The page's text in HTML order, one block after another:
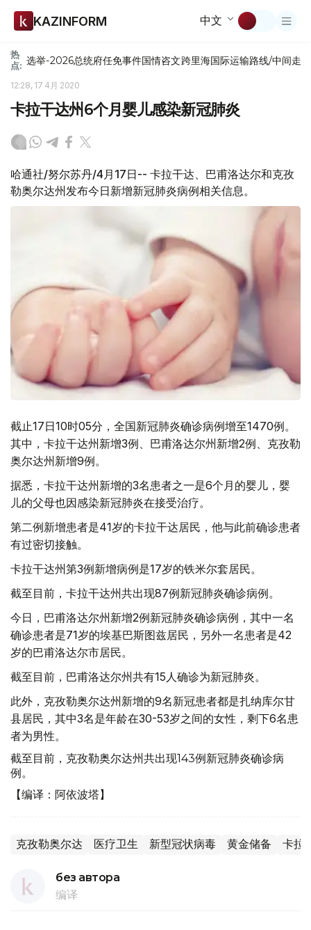
KAZINFORM 中文
热
点: 选举-2026总统府任免事件国情咨文跨里海国际运输路线/中间走廊
12:28, 17 4月 2020
卡拉干达州6个月婴儿感染新冠肺炎
哈通社/努尔苏丹/4月17日-- 卡拉干达、巴甫洛达尔和克孜
勒奥尔达州发布今日新增新冠肺炎病例相关信息。
截止17日10时05分，全国新冠肺炎确诊病例增至1470例。
其中，卡拉干达州新增3例、巴甫洛达尔州新增2例、克孜勒
奥尔达州新增9例。
据悉，卡拉干达州新增的3名患者之一是6个月的婴儿，婴
儿的父母也因感染新冠肺炎在接受治疗。
第二例新增患者是41岁的卡拉干达居民，他与此前确诊患者
有过密切接触。
卡拉干达州第3例新增病例是17岁的铁米尔套居民。
截至目前，卡拉干达州共出现87例新冠肺炎确诊病例。
今日，巴甫洛达尔州新增2例新冠肺炎确诊病例，其中一名
确诊患者是71岁的埃基巴斯图兹居民，另外一名患者是42
岁的巴甫洛达尔市居民。
截至目前，巴甫洛达尔州共有15人确诊为新冠肺炎。
此外，克孜勒奥尔达州新增的9名新冠患者都是扎纳库尔甘
县居民，其中3名是年龄在30-53岁之间的女性，剩下6名患
者为男性。
截至目前，克孜勒奥尔达州共出现143例新冠肺炎确诊病
例。
【编译：阿依波塔】
克孜勒奥尔达 医疗卫生 新型冠状病毒 黄金储备 卡拉
без автора
编译